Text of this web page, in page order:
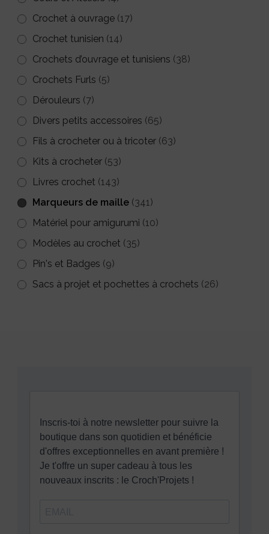
Crochet à ouvrage (17)
Crochet tunisien (14)
Crochets d’ouvrage et tunisiens (38)
Crochets Furls (5)
Dérouleurs (7)
Divers petits accessoires (65)
Fils à crocheter ou à tricoter (63)
Kits à crocheter (53)
Livres crochet (143)
Marqueurs de maille (341)
Matériel pour amigurumi (10)
Modèles au crochet (35)
Pin's et Badges (9)
Sacs à projet et pochettes à crochets (26)